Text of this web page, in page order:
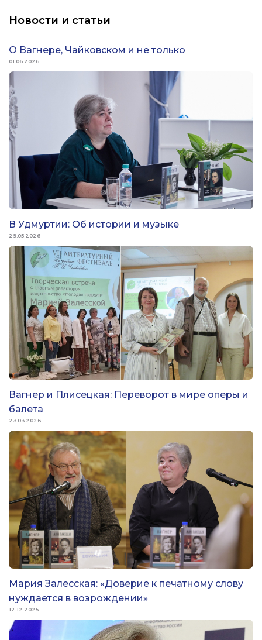
Новости и статьи
О Вагнере, Чайковском и не только
01.06.2026
В Удмуртии: Об истории и музыке
29.05.2026
Вагнер и Плисецкая: Переворот в мире оперы и
балета
23.03.2026
Мария Залесская: «Доверие к печатному слову
нуждается в возрождении»
12.12.2025